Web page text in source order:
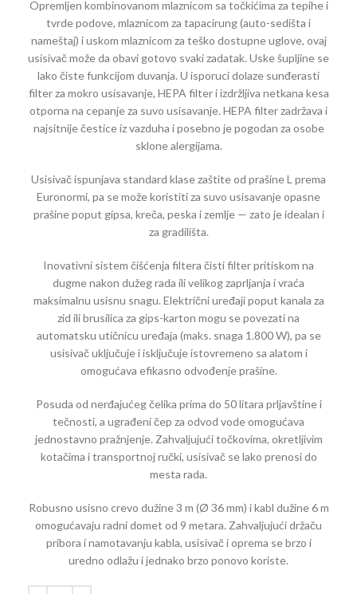
Opremljen kombinovanom mlaznicom sa točkićima za tepihe i
tvrde podove, mlaznicom za tapacirung (auto-sedišta i
nameštaj) i uskom mlaznicom za teško dostupne uglove, ovaj
usisivač može da obavi gotovo svaki zadatak. Uske šupljine se
lako čiste funkcijom duvanja. U isporuci dolaze sunđerasti
filter za mokro usisavanje, HEPA filter i izdržljiva netkana kesa
otporna na cepanje za suvo usisavanje. HEPA filter zadržava i
najsitnije čestice iz vazduha i posebno je pogodan za osobe
sklone alergijama.
Usisivač ispunjava standard klase zaštite od prašine L prema
Euronormi, pa se može koristiti za suvo usisavanje opasne
prašine poput gipsa, kreča, peska i zemlje — zato je idealan i
za gradilišta.
Inovativni sistem čišćenja filtera čisti filter pritiskom na
dugme nakon dužeg rada ili velikog zaprljanja i vraća
maksimalnu usisnu snagu. Električni uređaji poput kanala za
zid ili brusilica za gips-karton mogu se povezati na
automatsku utičnicu uređaja (maks. snaga 1.800 W), pa se
usisivač uključuje i isključuje istovremeno sa alatom i
omogućava efikasno odvođenje prašine.
Posuda od nerđajućeg čelika prima do 50 litara prljavštine i
tečnosti, a ugrađeni čep za odvod vode omogućava
jednostavno pražnjenje. Zahvaljujući točkovima, okretljivim
kotačima i transportnoj ručki, usisivač se lako prenosi do
mesta rada.
Robusno usisno crevo dužine 3 m (Ø 36 mm) i kabl dužine 6 m
omogućavaju radni domet od 9 metara. Zahvaljujući držaču
pribora i namotavanju kabla, usisivač i oprema se brzo i
uredno odlažu i jednako brzo ponovo koriste.